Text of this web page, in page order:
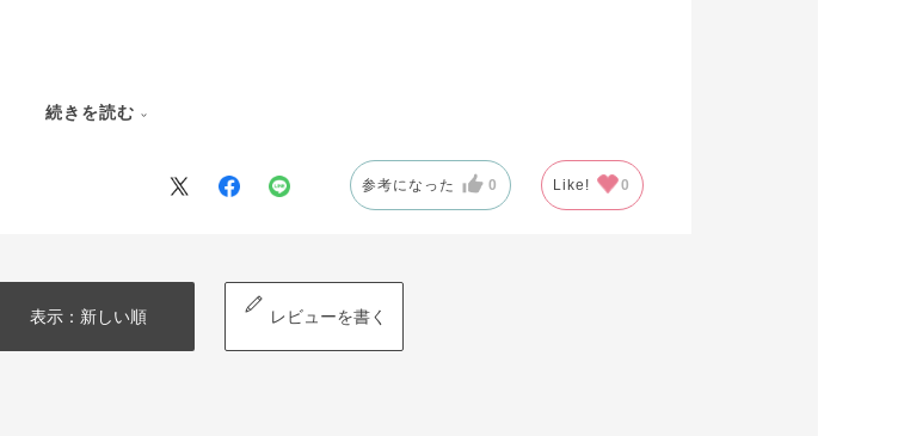
続きを読む
参考になった 0 Like! 0
表示：新しい順 レビューを書く